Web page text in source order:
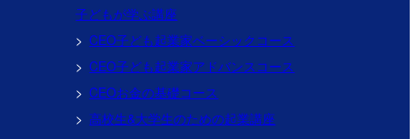
子どもが学ぶ講座
CEO子ども起業家ベーシックコース
CEO子ども起業家アドバンスコース
CEOお金の基礎コース
高校生&大学生のための起業講座